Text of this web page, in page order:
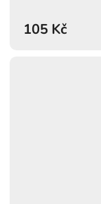
105 Kč